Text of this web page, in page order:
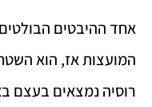
אחד ההיבטים
המועצות אז, הוא
רוסיה נמצאים בעצם